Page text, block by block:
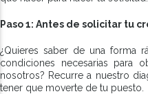
Paso 1: Antes de solicitar tu
¿Quieres saber de una forma
condiciones necesarias para
nosotros? Recurre a nuestro
tener que moverte de tu puesto.